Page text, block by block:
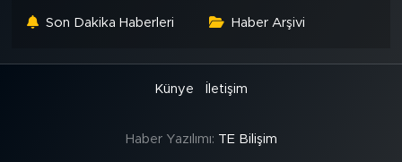
Son Dakika Haberleri Haber Arşivi
Künye İletişim
Haber Yazılımı: TE Bilişim